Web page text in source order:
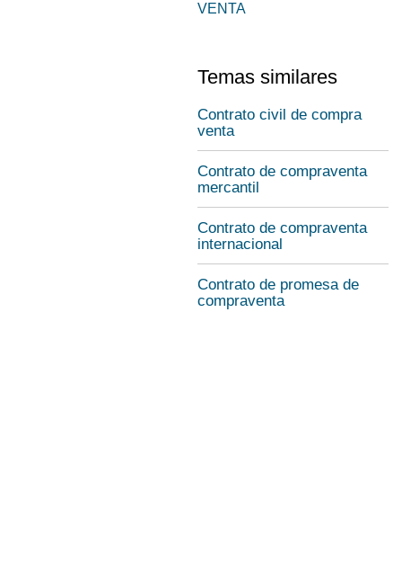
VENTA
Temas similares
Contrato civil de compra
venta
Contrato de compraventa
mercantil
Contrato de compraventa
internacional
Contrato de promesa de
compraventa